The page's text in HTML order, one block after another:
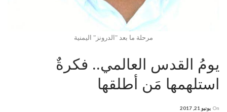
مرحلة ما بعد "الدرونز" اليمنية
يومُ القدس العالمي.. فكرةٌ
استلهمها مَن أطلقها
On يونيو 21, 2017